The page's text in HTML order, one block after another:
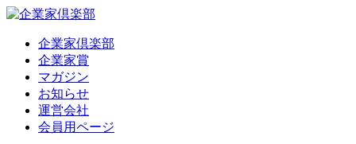
企業家倶楽部
企業家賞
マガジン
お知らせ
運営会社
会員用ページ